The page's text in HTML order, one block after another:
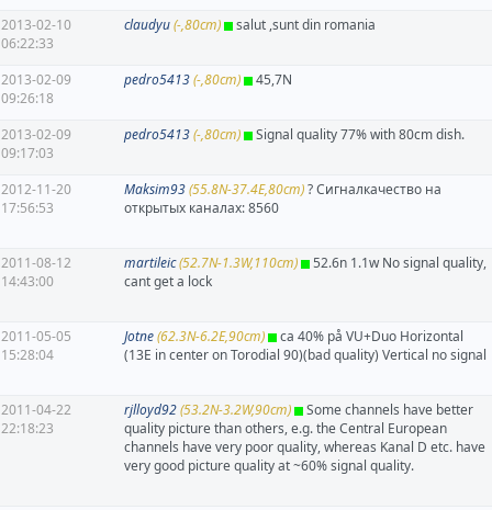
2013-02-10
06:22:33
claudyu(-,80cm) salut ,sunt din romania
2013-02-09
09:26:18
pedro5413(-,80cm) 45,7N
2013-02-09
09:17:03
pedro5413(-,80cm) Signal quality 77% with 80cm dish.
2012-11-20
17:56:53
Maksim93(55.8N-37.4E,80cm)? Сигналкачество на
открытых каналах: 8560
2011-08-12
14:43:00
martileic(52.7N-1.3W,110cm)
52.6n 1.1w No signal quality,
cant get a lock
2011-05-05
15:28:04
Jotne(62.3N-6.2E,90cm)
ca 40% på VU+Duo Horizontal
(13E in center on Torodial 90)(bad quality) Vertical no signal
2011-04-22
22:18:23
rjlloyd92(53.2N-3.2W,90cm)
Some channels have better
quality picture than others, e.g. the Central European
channels have very poor quality, whereas Kanal D etc. have
very good picture quality at ~60% signal quality.